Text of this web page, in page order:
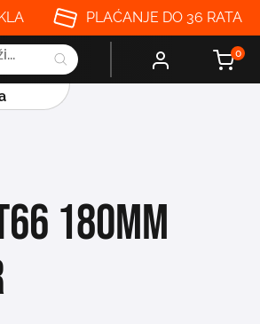
PLAĆANJE DO 36 RATA
0
180MM